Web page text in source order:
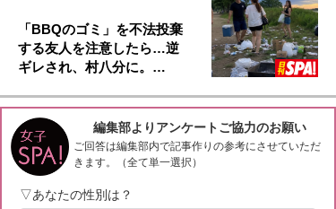
「BBQのゴミ」を不法投棄
する友人を注意したら…逆
ギレされ、村八分に。…